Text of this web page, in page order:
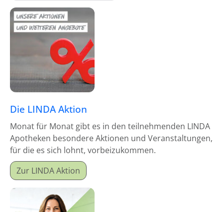
Die LINDA Aktion
Monat für Monat gibt es in den teilnehmenden LINDA
Apotheken besondere Aktionen und Veranstaltungen,
für die es sich lohnt, vorbeizukommen.
Zur LINDA Aktion